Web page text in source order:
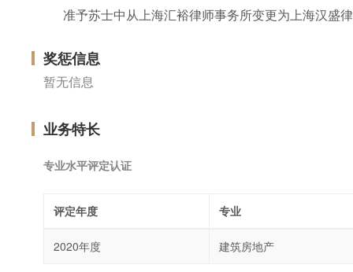
准予苏士中从上海汇裕律师事务所变更为上海汉盛
奖惩信息
暂无信息
业务特长
专业水平评定认证
评定年度 专业
2020年度 建筑房地产